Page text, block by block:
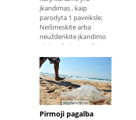
įkandimas , kaip
parodyta 1 paveiksle;
Neišmeskite arba
neuždenkite įkandimo
vietos , kaip parodyta
2 paveiksle;
Neišskirkite nuodų
nuo nuogirdų;
Nuplaukite šiltus
kompresus arba šlapią
skudurą karštu
vandeniu, kad
Pirmoji pagalba